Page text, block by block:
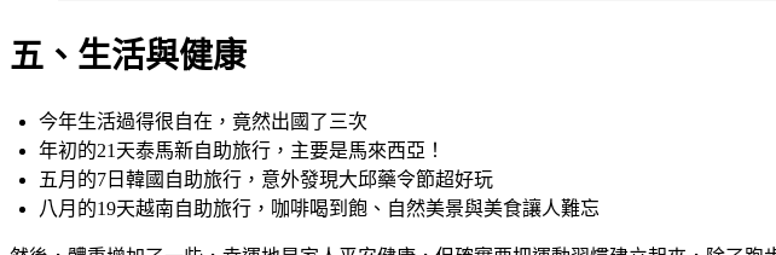
五、生活與健康
今年生活過得很自在，竟然出國了三次
年初的21天泰馬新自助旅行，主要是馬來西亞！
五月的7日韓國自助旅行，意外發現大邱藥令節超好玩
八月的19天越南自助旅行，咖啡喝到飽、自然美景與美食讓人難忘